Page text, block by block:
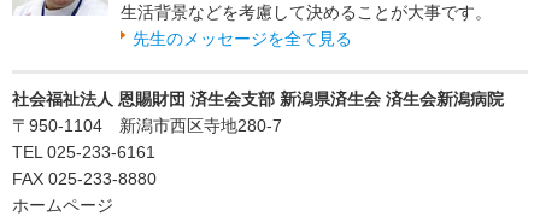
生活背景などを考慮して決めることが大事です。
先生のメッセージを全て見る
社会福祉法人 恩賜財団 済生会支部 新潟県済生会 済生会新潟病院
〒950-1104 新潟市西区寺地280-7
TEL 025-233-6161
FAX 025-233-8880
ホームページ